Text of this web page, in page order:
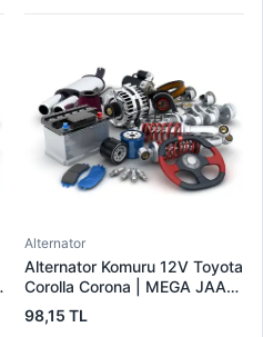
Alternator
Alternator Komuru 12V Toyota
Corolla Corona | MEGA JAAX
35 | OEM JAAX35
98,15 TL